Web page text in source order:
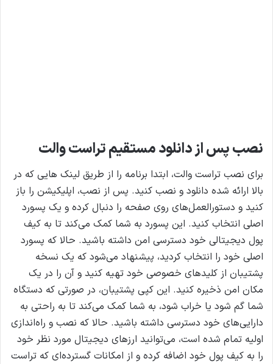
نصب پس از دانلود مستقیم تراست والت
برای نصب تراست والت، ابتدا برنامه را از طریق لینک هایی که در
بالا ارائه شده دانلود و نصب کنید. پس از نصب، اپلیکیشن را باز
کنید و دستورالعمل‌های روی صفحه را دنبال کرده و یک پسورد
اصلی انتخاب کنید. این پسورد به شما کمک می‌کند تا به کیف
پول دیجیتالی خود دسترسی امن داشته باشید. حالا که پسورد
اصلی خود را انتخاب کردید، پیشنهاد می‌شود که یک نسخه
پشتیبان از کلیدهای خصوصی خود تهیه کنید و آن را در یک
مکان امن ذخیره کنید. این کپی پشتیبان، در صورتی که دستگاه
شما گم شود یا خراب شود، به شما کمک می‌کند تا به راحتی به
دارایی‌های خود دسترسی داشته باشید. حالا که نصب و راه‌اندازی
اولیه تمام شده است، می‌توانید ارزهای دیجیتال مورد نظر خود
را به کیف پول خود اضافه کرده و از امکانات گسترده‌ای که تراست